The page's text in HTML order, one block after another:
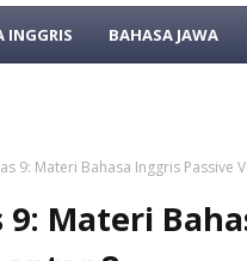
INGGRIS BAHASA JAWA
9: Materi Bahasa Inggris Passive
Materi